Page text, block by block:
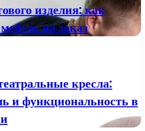
изделия: как
на заказ
кресла:
и функциональность в